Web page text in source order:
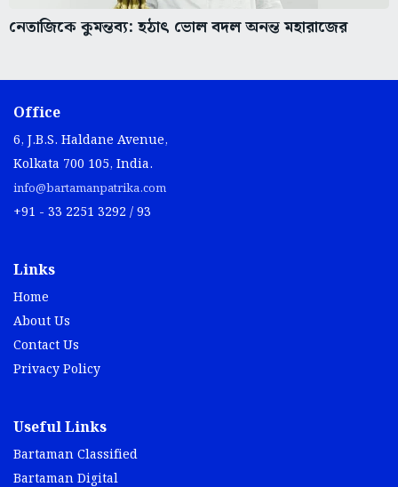
নেতাজিকে কুমন্তব্য: হঠাৎ ভোল বদল অনন্ত মহারাজের
Office
6, J.B.S. Haldane Avenue,
Kolkata 700 105, India.
info@bartamanpatrika.com
+91 - 33 2251 3292 / 93
Links
Home
About Us
Contact Us
Privacy Policy
Useful Links
Bartaman Classified
Bartaman Digital